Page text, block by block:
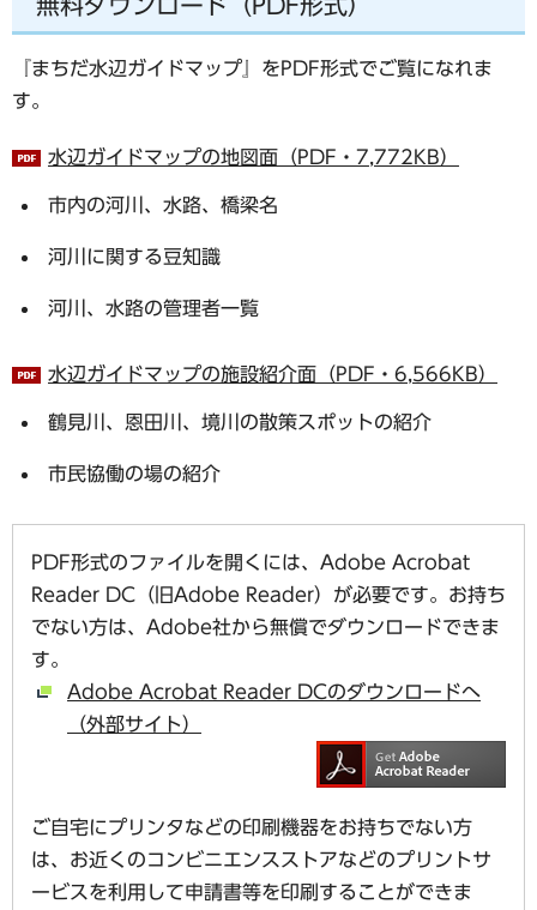
『まちだ水辺ガイドマップ』をPDF形式でご覧になれま
す。
水辺ガイドマップの地図面（PDF・7,772KB）
市内の河川、水路、橋梁名
河川に関する豆知識
河川、水路の管理者一覧
水辺ガイドマップの施設紹介面（PDF・6,566KB）
鶴見川、恩田川、境川の散策スポットの紹介
市民協働の場の紹介
PDF形式のファイルを開くには、Adobe Acrobat
Reader DC（旧Adobe Reader）が必要です。お持ち
でない方は、Adobe社から無償でダウンロードできま
す。
Adobe Acrobat Reader DCのダウンロードへ
（外部サイト）
ご自宅にプリンタなどの印刷機器をお持ちでない方
は、お近くのコンビニエンスストアなどのプリントサ
ービスを利用して申請書等を印刷することができま